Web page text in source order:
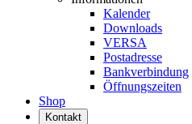
Kalender
Downloads
VERSA
Postadresse
Bankverbindung
Öffnungszeiten
Shop
Kontakt